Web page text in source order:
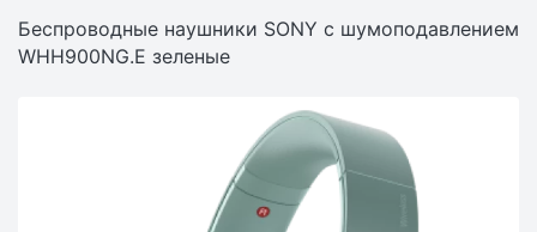
Беспроводные наушники SONY с шумоподавлением
WHH900NG.E зеленые